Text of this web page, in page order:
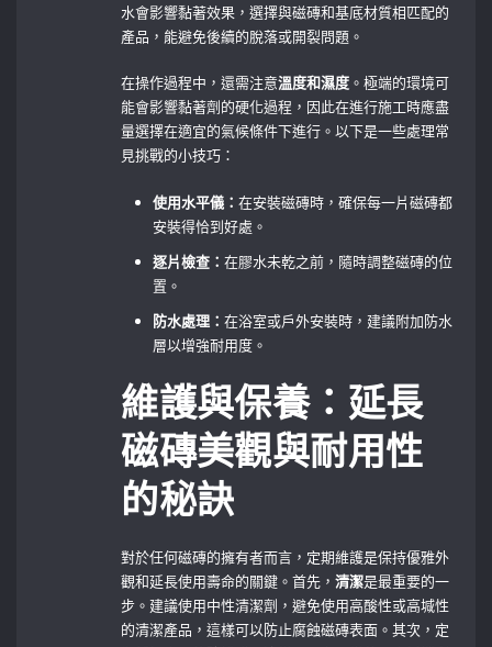
水會影響黏著效果，選擇與磁磚和基底材質相匹配的
產品，能避免後續的脫落或開裂問題。
在操作過程中，還需注意溫度和濕度 。極端的環境可
能會影響黏著劑的硬化過程，因此在進行施工時應盡
量選擇在適宜的氣候條件下進行。以下是一些處理常
見挑戰的小技巧：
使用水平儀：在安裝磁磚時，確保每一片磁磚都
安裝得恰到好處。
逐片檢查：在膠水未乾之前，隨時調整磁磚的位
置。
防水處理：在浴室或戶外安裝時，建議附加防水
層以增強耐用度。
維護與保養：延長
磁磚美觀與耐用性
的秘訣
對於任何磁磚的擁有者而言，定期維護是保持優雅外
觀和延長使用壽命的關鍵。首先，清潔是最重要的一
步。建議使用中性清潔劑，避免使用高酸性或高堿性
的清潔產品，這樣可以防止腐蝕磁磚表面。其次，定